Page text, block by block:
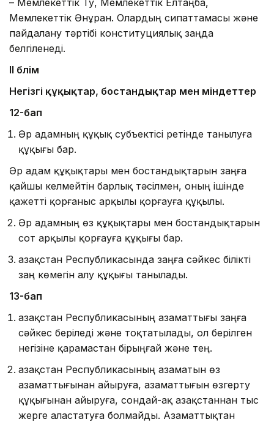
Мемлекеттік Әнұран. Олардың сипаттамасы және
пайдалану тәртібі конституциялық заңда
белгіленеді.
II бөлім
Негізгі құқықтар, бостандықтар мен міндеттер
12-бап
Әр адамның құқық субъектiсi ретiнде танылуға
құқығы бар.
Әр адам құқықтары мен бостандықтарын заңға
қайшы келмейтiн барлық тәсiлмен, оның ішінде
қажетті қорғаныс арқылы қорғауға құқылы.
Әр адамның өз құқықтары мен бостандықтарын
сот арқылы қорғауға құқығы бар.
Қазақстан Республикасында заңға сәйкес біліктi
заң көмегін алу құқығы танылады.
13-бап
Қазақстан Республикасының азаматтығы заңға
сәйкес беріледі және тоқтатылады, ол берілген
негізіне қарамастан бiрыңғай және тең.
Қазақстан Республикасының азаматын өз
азаматты­ғы­нан айыруға, азаматтығын өзгерту
құқығынан айыруға,­ сон­дай-ақ Қазақстаннан тыс
жерге аластатуға болмайды. Аза­мат­­тықтан